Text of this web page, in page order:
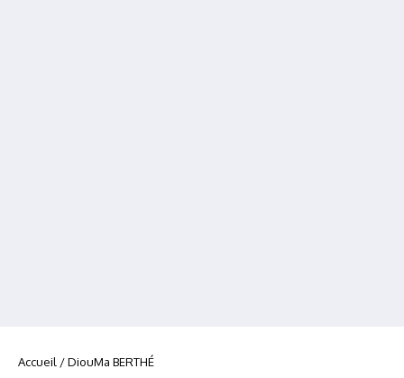
Accueil /DiouMa BERTHÉ